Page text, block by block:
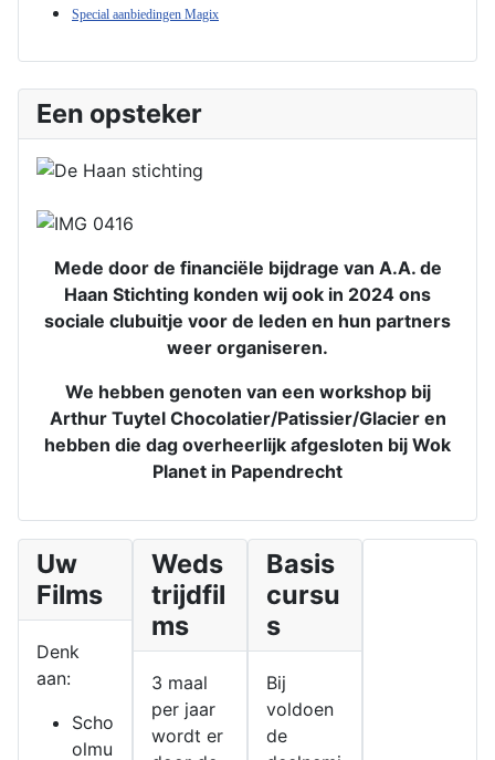
Special aanbiedingen Magix
Een opsteker
Mede door de financiële bijdrage van A.A. de
Haan Stichting konden wij ook in 2024 ons
sociale clubuitje voor de leden en hun partners
weer organiseren.
We hebben genoten van een workshop bij
Arthur Tuytel Chocolatier/Patissier/Glacier en
hebben die dag overheerlijk afgesloten bij Wok
Planet in Papendrecht
Uw
Films
Denk
aan:
Scho
olmu
Weds
trijdfil
ms
3 maal
per jaar
wordt er
Basis
cursu
s
Bij
voldoen
de